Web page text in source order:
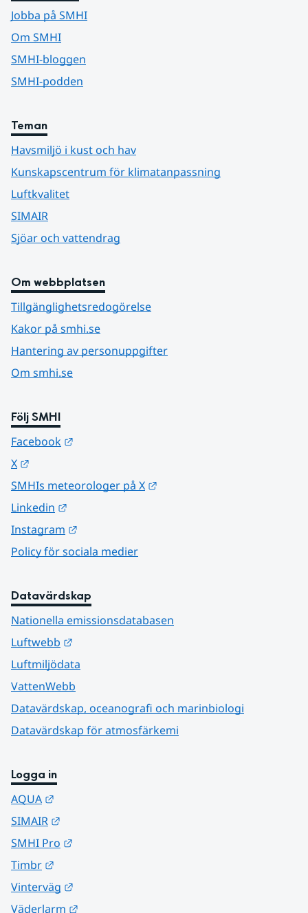
Jobba på SMHI
Om SMHI
SMHI-bloggen
SMHI-podden
Teman
Havsmiljö i kust och hav
Kunskapscentrum för klimatanpassning
Luftkvalitet
SIMAIR
Sjöar och vattendrag
Om webbplatsen
Tillgänglighetsredogörelse
Kakor på smhi.se
Hantering av personuppgifter
Om smhi.se
Följ SMHI
Facebook
X
SMHIs meteorologer på X
Linkedin
Instagram
Policy för sociala medier
Datavärdskap
Nationella emissionsdatabasen
Luftwebb
Luftmiljödata
VattenWebb
Datavärdskap, oceanografi och marinbiologi
Datavärdskap för atmosfärkemi
Logga in
AQUA
SIMAIR
SMHI Pro
Timbr
Vinterväg
Väderlarm